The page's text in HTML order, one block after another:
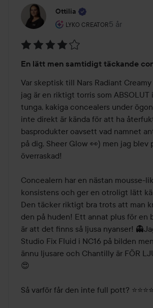
Ottilia
LYKO CREATOR
Användarens roll: Lyko
5 år
Inlägget
4
av
5
En lätt men samtidigt täckande
Var skeptisk till Nars Radiant
jag är en riktigt torris som ABSOLUT
tunga, kakiga concealers under
inte direkt är kända för att ha
basprodukter oavsett vad namnet
på dig, Sheer Glow 👀) men jag blev
överraskad!
Concealern har en nästan mousse-
konsistens och ger en otroligt lätt
Den täcker riktigt bra trots att man
den på huden! Ett annat plus för en
är att det finns så ljusa nyanser!
Studio Fix Fluid i NC16 på bilden
ännu ljusare och Chantilly är FÖR
😍
Så varför får den inte full pott?